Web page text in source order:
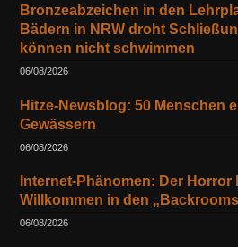
Bronzeabzeichen in den
Bädern in NRW droht
können nicht schwimmen
06/08/2026
Hitze-Newsblog: 50 Menschen
Gewässern
06/08/2026
Internet-Phänomen: Der Horror
Willkommen in den
06/08/2026